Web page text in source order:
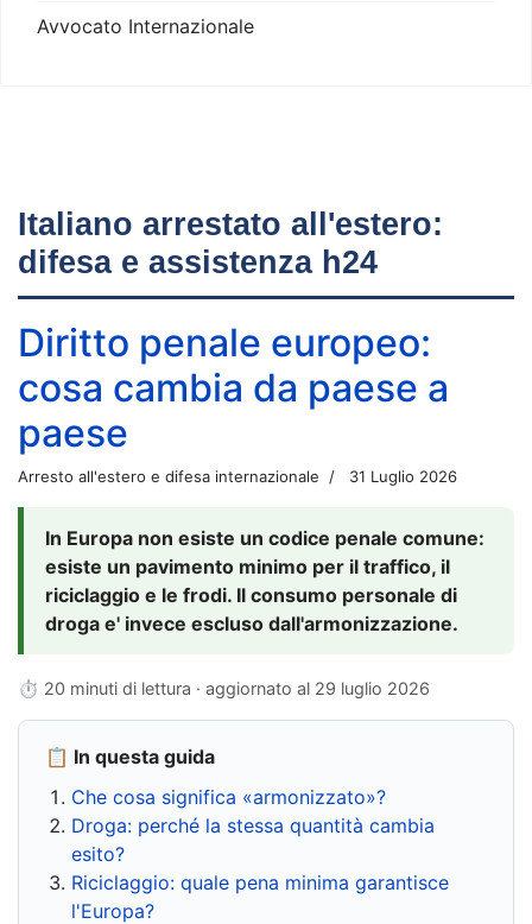
Avvocato Internazionale
Italiano arrestato all'estero:
difesa e assistenza h24
Diritto penale europeo:
cosa cambia da paese a
paese
Arresto all'estero e difesa internazionale 31 Luglio 2026
In Europa non esiste un codice penale comune:
esiste un pavimento minimo per il traffico, il
riciclaggio e le frodi. Il consumo personale di
droga e' invece escluso dall'armonizzazione.
⏱ 20 minuti di lettura · aggiornato al 29 luglio 2026
📋 In questa guida
Che cosa significa «armonizzato»?
Droga: perché la stessa quantità cambia
esito?
Riciclaggio: quale pena minima garantisce
l'Europa?